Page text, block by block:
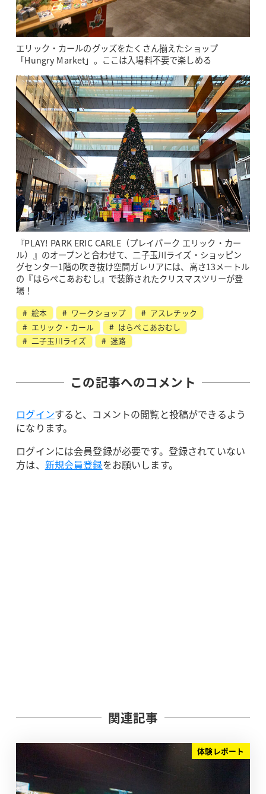
エリック・カールのグッズをたくさん揃えたショップ
「Hungry Market」。ここは入場料不要で楽しめる
『PLAY! PARK ERIC CARLE（プレイパーク エリック・カー
ル）』のオープンと合わせて、二子玉川ライズ・ショッピン
グセンター1階の吹き抜け空間ガレリアには、高さ13メートル
の『はらぺこあおむし』で装飾されたクリスマスツリーが登
場！
絵本 ワークショップ
アスレチック
エリック・カール
はらぺこあおむし
二子玉川ライズ
迷路
この記事へのコメント
ログインすると、コメントの閲覧と投稿ができるよう
になります。
ログインには会員登録が必要です。登録されていない
方は、 新規会員登録をお願いします。
関連記事
体験レポート